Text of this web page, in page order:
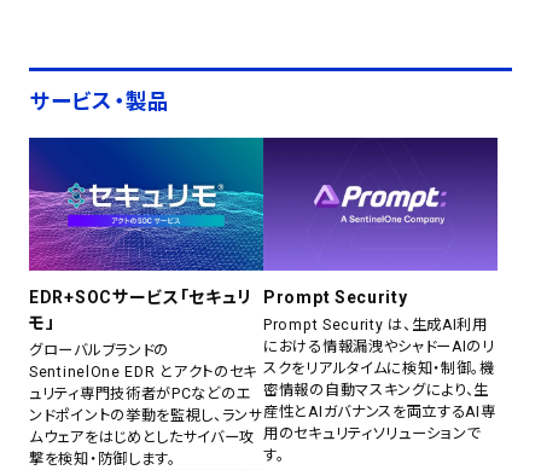
サービス・製品
EDR+SOCサービス「セキュリ
モ」
グローバルブランドの
SentinelOne EDR とアクトのセキ
ュリティ専門技術者がPCなどのエ
ンドポイントの挙動を監視し、ランサ
ムウェアをはじめとしたサイバー攻
撃を検知・防御します。
Prompt Security
Prompt Security は、生成AI利用
における情報漏洩やシャドーAIのリ
スクをリアルタイムに検知・制御。機
密情報の自動マスキングにより、生
産性とAIガバナンスを両立するAI専
用のセキュリティソリューションで
す。